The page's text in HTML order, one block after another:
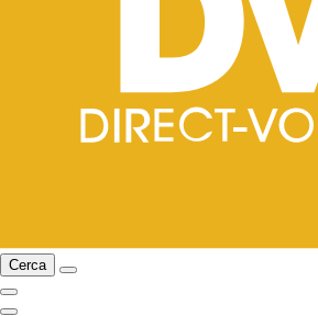
Cerca